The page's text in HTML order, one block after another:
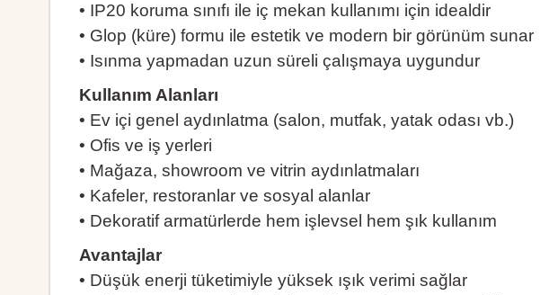
• IP20 koruma sınıfı ile iç mekan kullanımı için idealdir
• Glop (küre) formu ile estetik ve modern bir görünüm sunar
• Isınma yapmadan uzun süreli çalışmaya uygundur
Kullanım Alanları
• Ev içi genel aydınlatma (salon, mutfak, yatak odası vb.)
• Ofis ve iş yerleri
• Mağaza, showroom ve vitrin aydınlatmaları
• Kafeler, restoranlar ve sosyal alanlar
• Dekoratif armatürlerde hem işlevsel hem şık kullanım
Avantajlar
• Düşük enerji tüketimiyle yüksek ışık verimi sağlar